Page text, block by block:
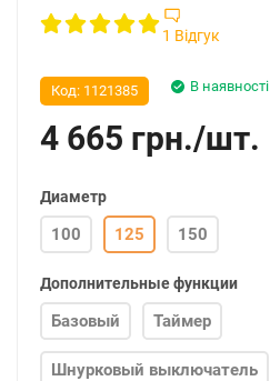
1 Відгук
В наявності
Код: 1121385
4 665 грн./шт.
Диаметр
100 125 150
Дополнительные функции
Базовый Таймер
Шнурковый выключатель